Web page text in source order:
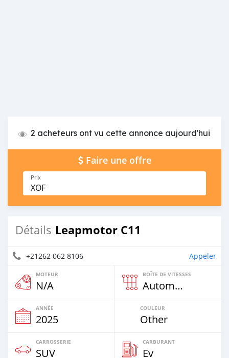
2 acheteurs ont vu cette annonce aujourd'hui
Faire une offre
Prix
XOF
Détails Leapmotor C11
+21262 062 8106 Appeler
MOTEUR
N/A
BOÎTE DE VITESSES
Automatique
ANNÉE
2025
COULEUR
Other
CARROSSERIE
SUV
CARBURANT
Ev